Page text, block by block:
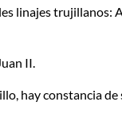
linajes trujillanos:
II.
hay constancia